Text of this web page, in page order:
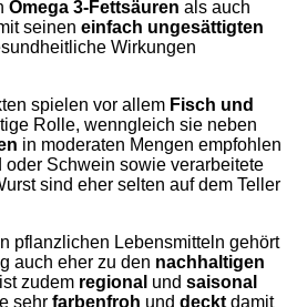
Omega 3-Fettsäuren als auch
seineneinfach ungesättigten
Wirkungen
spielen vor allem Fisch und
Rolle, wenngleich sie neben
in moderaten Mengen empfohlen
oder Schwein sowie verarbeitete
sind eher selten auf dem Teller
pflanzlichen Lebensmitteln gehört
auch eher zu den nachhaltigen
zudem regional undsaisonal
sehrfarbenfroh unddeckt damit